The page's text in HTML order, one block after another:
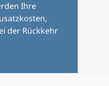
Ihre
der Rückkehr